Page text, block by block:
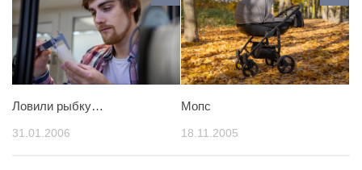
Ловили рыбку…
31.01.2006
Мопс
18.11.2005